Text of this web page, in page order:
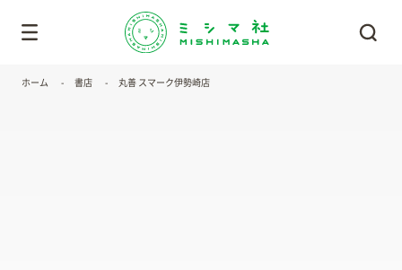
ホーム 書店 丸善 スマーク伊勢崎店